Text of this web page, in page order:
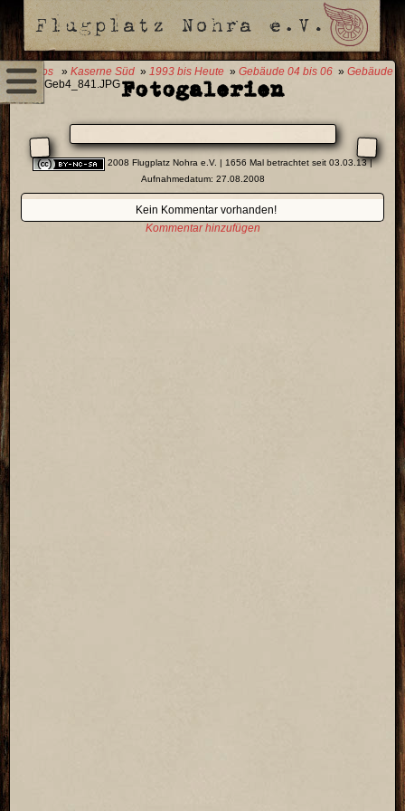
0 Fotos » Kaserne Süd » 1993 bis Heute » Gebäude 04 bis 06 » Gebäude
04» Geb4_841.JPGFotogalerien
2008 Flugplatz Nohra e.V. | 1656 Mal betrachtet seit 03.03.13 |
Aufnahmedatum: 27.08.2008
Kein Kommentar vorhanden!
Kommentar hinzufügen